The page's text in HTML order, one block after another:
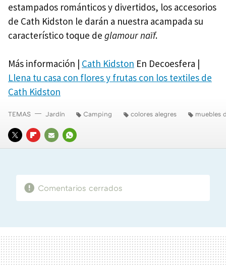
estampados románticos y divertidos, los accesorios
de Cath Kidston le darán a nuestra acampada su
característico toque de glamour naïf.
Más información | Cath Kidston En Decoesfera |
Llena tu casa con flores y frutas con los textiles de
Cath Kidston
TWITTERFLIPBOARD
E-
WHATSAPP
TEMAS Jardín Camping colores alegres muebles
Comentarios cerrados